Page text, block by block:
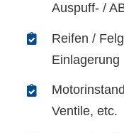
Auspuff- /
Reifen /
Einlagerung
Ventile, etc.